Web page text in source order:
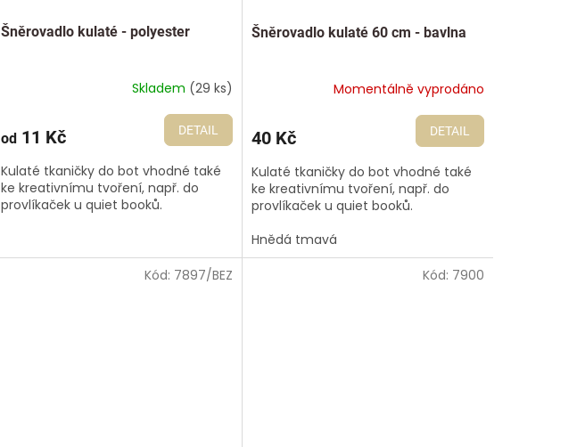
Šněrovadlo kulaté - polyester
Skladem (29 ks)
od11 Kč DETAIL
Kulaté tkaničky do bot vhodné také
ke kreativnímu tvoření, např. do
provlíkaček u quiet booků.
Šněrovadlo kulaté 60 cm - bavlna
Momentálně vyprodáno
40 Kč DETAIL
Kulaté tkaničky do bot vhodné také
ke kreativnímu tvoření, např. do
provlíkaček u quiet booků.
Hnědá tmavá
Kód: 7897/BEZ Kód: 7900